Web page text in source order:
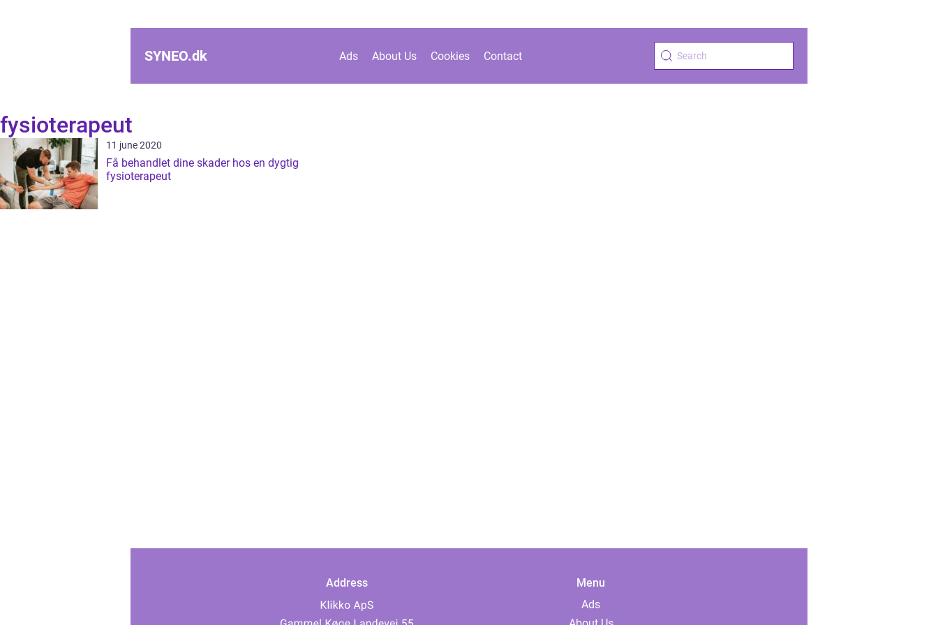
SYNEO.dk Ads About Us Cookies Contact
fysioterapeut
11 june 2020
Få behandlet dine skader hos en dygtig
fysioterapeut
Address
Menu
Ads